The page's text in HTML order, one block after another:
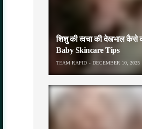
शिशु की त्वचा की देखभाल कैसे
Baby Skincare Tips
TEAM RAPID DECEMBER 10, 2025